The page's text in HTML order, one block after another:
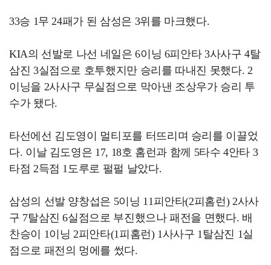
33승 1무 24패가 된 삼성은 3위를 마크했다.
KIA의 선발로 나선 네일은 6이닝 6피안타 3사사구 4탈
삼진 3실점으로 호투했지만 승리를 따내진 못했다. 2
이닝을 2사사구 무실점으로 막아낸 조상우가 승리 투
수가 됐다.
타선에선 김도영이 멀티포를 터뜨리며 승리를 이끌었
다. 이날 김도영은 17, 18호 홈런과 함께 5타수 4안타 3
타점 2득점 1도루로 펄펄 날았다.
삼성의 선발 양창섭은 5이닝 11피안타(2피홈런) 2사사
구 7탈삼진 6실점으로 부진했으나 패전을 면했다. 배
찬승이 1이닝 2피안타(1피홈런) 1사사구 1탈삼진 1실
점으로 패전의 멍에를 썼다.